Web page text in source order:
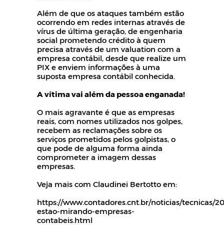
Além de que os ataques também estão
ocorrendo em redes internas através de
vírus de última geração, de engenharia
social prometendo crédito à quem
precisa através de um valuation com a
empresa contábil, desde que realize um
PIX e enviem informações à uma
suposta empresa contábil conhecida.
A vítima vai além da pessoa enganada!
O mais agravante é que as empresas
reais, com nomes utilizados nos golpes,
recebem as reclamações sobre os
serviços prometidos pelos golpistas, o
que pode de alguma forma ainda
comprometer a imagem dessas
empresas.
Veja mais com Claudinei Bertotto em:
https://www.contadores.cnt.br/noticias/tecnicas/
estao-mirando-empresas-
contabeis.html